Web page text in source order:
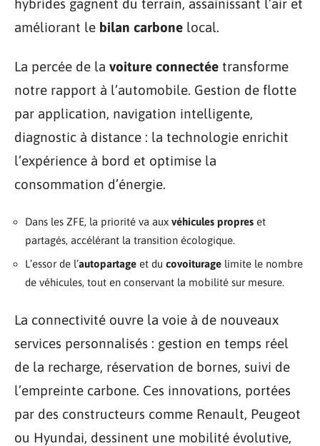
hybrides gagnent du terrain, assainissant l’air et
améliorant le bilan carbone local.
La percée de la voiture connectée transforme
notre rapport à l’automobile. Gestion de flotte
par application, navigation intelligente,
diagnostic à distance : la technologie enrichit
l’expérience à bord et optimise la
consommation d’énergie.
Dans les ZFE, la priorité va aux véhicules propres et
partagés, accélérant la transition écologique.
L’essor de l’autopartage et du covoiturage limite le nombre
de véhicules, tout en conservant la mobilité sur mesure.
La connectivité ouvre la voie à de nouveaux
services personnalisés : gestion en temps réel
de la recharge, réservation de bornes, suivi de
l’empreinte carbone. Ces innovations, portées
par des constructeurs comme Renault, Peugeot
ou Hyundai, dessinent une mobilité évolutive,